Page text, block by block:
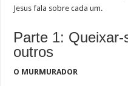
Jesus fala sobre cada um.
Parte 1:
outros
O MURMURADOR